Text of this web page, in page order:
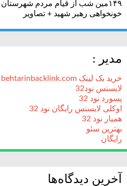
۱۴۹مین شب از قیام مردم
خونخواهی رهبر شهید + تصاویر
مدیر :
خرید بک لینک behtarinbacklink.com
لایسنس نود32
پسورد نود 32
اوکلی لایسنس رایگان نود 32
همیار نود 32
بهترین سئو
رایگان
آخرین دیدگاه‌ها